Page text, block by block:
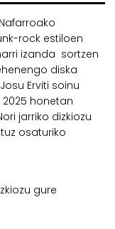
rock estiloen
izanda sortzen
diska
Erviti soinu
honetan
jarriko dizkiozu
osaturiko
gure